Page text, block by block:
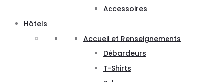
Accessoires
Hôtels
Accueil et Renseignements
Débardeurs
T-Shirts